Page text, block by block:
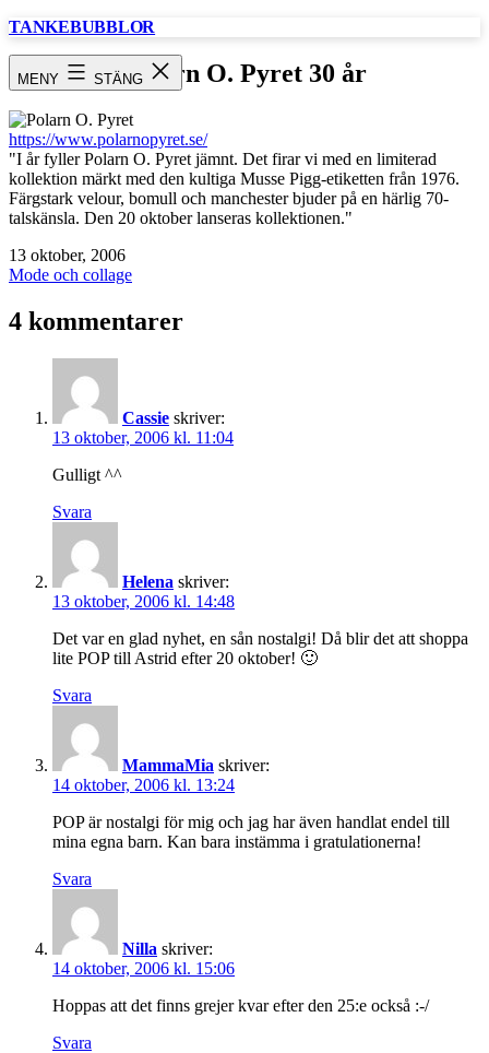
Hoppa
TANKEBUBBLOR
MENY STÄNGPolarn O. Pyret 30 år
https://www.polarnopyret.se/
"I år fyller Polarn O. Pyret jämnt. Det firar vi med en limiterad
kollektion märkt med den kultiga Musse Pigg-etiketten från 1976.
Färgstark velour, bomull och manchester bjuder på en härlig 70-
talskänsla. Den 20 oktober lanseras kollektionen."
Publicerat
den
13 oktober, 2006
Kategoriserat
Mode och collage
4 kommentarer
Cassie skriver:
13 oktober, 2006 kl. 11:04
Gulligt ^^
Svara
Helena skriver:
13 oktober, 2006 kl. 14:48
Det var en glad nyhet, en sån nostalgi! Då blir det att shoppa
lite POP till Astrid efter 20 oktober! 🙂
Svara
MammaMia skriver:
14 oktober, 2006 kl. 13:24
POP är nostalgi för mig och jag har även handlat endel till
mina egna barn. Kan bara instämma i gratulationerna!
Svara
Nilla skriver:
14 oktober, 2006 kl. 15:06
Hoppas att det finns grejer kvar efter den 25:e också :-/
Svara